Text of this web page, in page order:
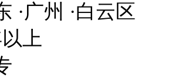
·广州 ·白云区
上